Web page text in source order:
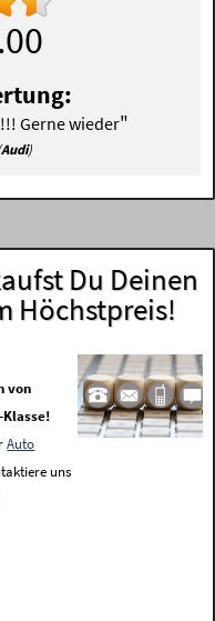
Gerne wieder"
Audi)
Du Deinen
Höchstpreis!
von
Klasse!
Auto
uns